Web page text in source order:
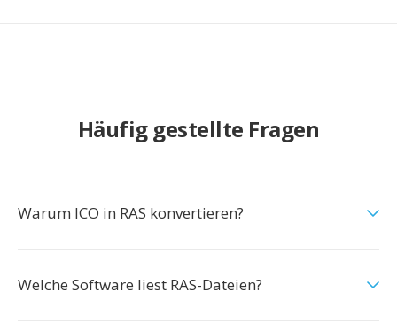
Häufig gestellte Fragen
Warum ICO in RAS konvertieren?
Welche Software liest RAS-Dateien?